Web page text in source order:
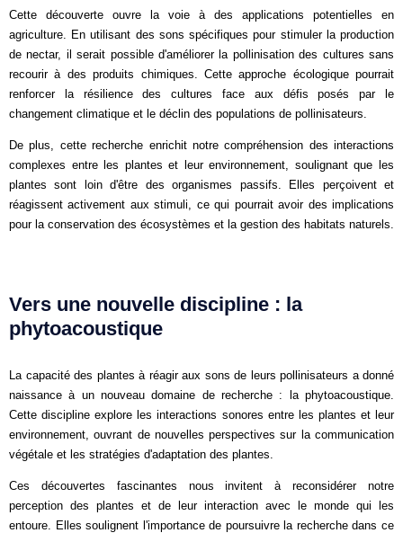
Cette découverte ouvre la voie à des applications potentielles en
agriculture. En utilisant des sons spécifiques pour stimuler la production
de nectar, il serait possible d'améliorer la pollinisation des cultures sans
recourir à des produits chimiques. Cette approche écologique pourrait
renforcer la résilience des cultures face aux défis posés par le
changement climatique et le déclin des populations de pollinisateurs.
De plus, cette recherche enrichit notre compréhension des interactions
complexes entre les plantes et leur environnement, soulignant que les
plantes sont loin d'être des organismes passifs. Elles perçoivent et
réagissent activement aux stimuli, ce qui pourrait avoir des implications
pour la conservation des écosystèmes et la gestion des habitats naturels.
Vers une nouvelle discipline : la
phytoacoustique
La capacité des plantes à réagir aux sons de leurs pollinisateurs a donné
naissance à un nouveau domaine de recherche : la phytoacoustique.
Cette discipline explore les interactions sonores entre les plantes et leur
environnement, ouvrant de nouvelles perspectives sur la communication
végétale et les stratégies d'adaptation des plantes.
Ces découvertes fascinantes nous invitent à reconsidérer notre
perception des plantes et de leur interaction avec le monde qui les
entoure. Elles soulignent l'importance de poursuivre la recherche dans ce